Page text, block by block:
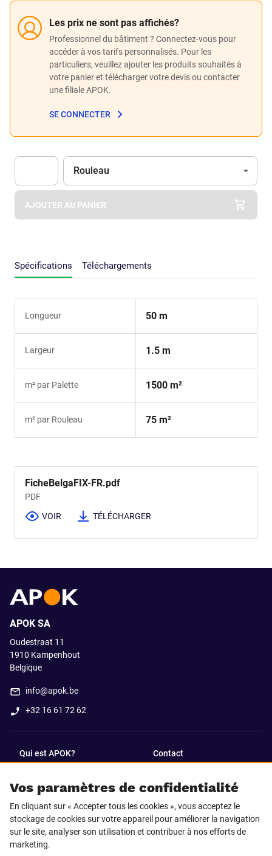
Les prix ne sont pas affichés?
Professionnel du bâtiment ? Connectez-vous pour
accéder à vos tarifs personnalisés. Pour les
particuliers, veuillez ajouter les produits souhaités à
votre panier et télécharger votre devis ou contacter
une filiale APOK.
SE CONNECTER
Apok.Product.Detail.AddToCart.Quantity (Optionnel)
Unité
Rouleau
AJOUTER AU PANIER
Spécifications Téléchargements
Longueur 50 m
Largeur 1.5 m
m² par Palette 1500 m²
m² par Rouleau 75 m²
FicheBelgaFIX-FR.pdf
PDF
VOIR TÉLÉCHARGER
Vos paramètres de confidentialité
En cliquant sur « Accepter tous les cookies », vous acceptez le
stockage de cookies sur votre appareil pour améliorer la navigation
sur le site, analyser son utilisation et contribuer à nos efforts de
marketing.
APOK SA
Oudestraat 11
1910 Kampenhout
Belgique
info@apok.be
+32 16 61 72 62
Qui est APOK? Contact
SUIVEZ-NOUS SUR
Facebook LinkedIn